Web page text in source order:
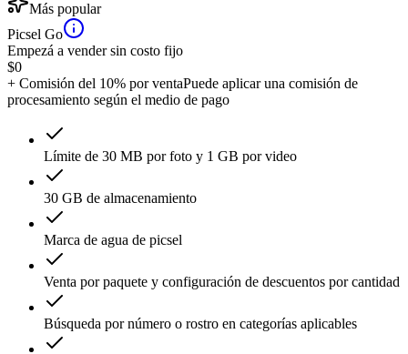
Más popular
Picsel Go
Empezá a vender sin costo fijo
$0
+ Comisión del 10% por ventaPuede aplicar una comisión de
procesamiento según el medio de pago
Límite de 30 MB por foto y 1 GB por video
30 GB de almacenamiento
Marca de agua de picsel
Venta por paquete y configuración de descuentos por cantidad
Búsqueda por número o rostro en categorías aplicables